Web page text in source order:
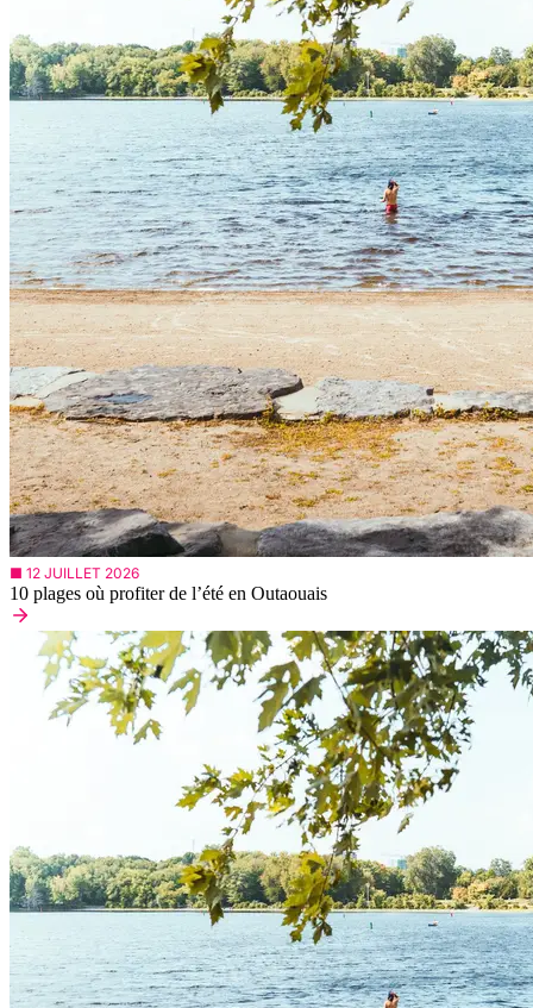
■ 12 JUILLET 2026
10 plages où profiter de l’été en Outaouais